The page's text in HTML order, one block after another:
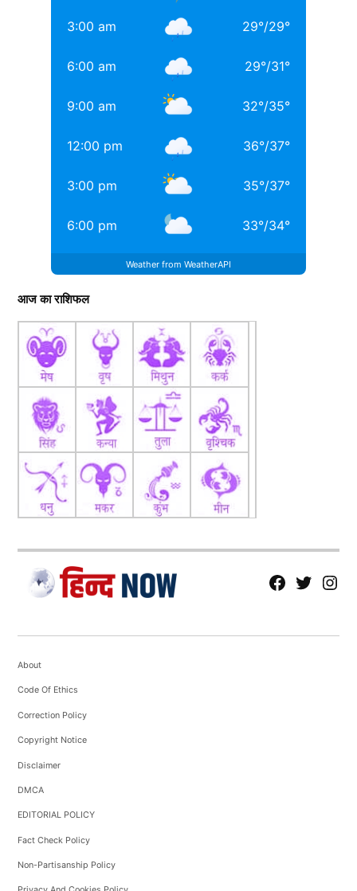
3:00 am 29°/29°
6:00 am 29°/31°
9:00 am 32°/35°
12:00 pm 36°/37°
3:00 pm 35°/37°
6:00 pm 33°/34°
Weather from WeatherAPI
आज का राशिफल
fb Tw tw
About
Code Of Ethics
Correction Policy
Copyright Notice
Disclaimer
DMCA
EDITORIAL POLICY
Fact Check Policy
Non-Partisanship Policy